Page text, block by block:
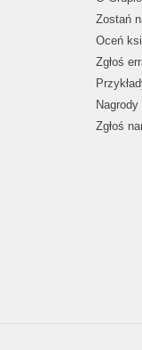
Zostań
Oceń
Zgłoś
Zgłoś